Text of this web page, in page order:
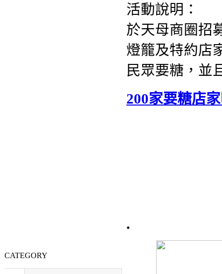
CATEGORY
活動說明：
於天母商圈招
燈籠及特約店
民眾要糖，並
200家要糖店
.